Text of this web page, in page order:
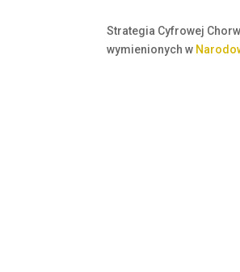
Strategia Cyfrowej
wymienionych w